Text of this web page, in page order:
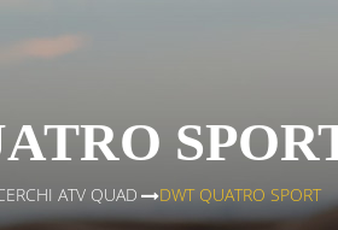
ATV QUAD > DWT QUATRO SPORT